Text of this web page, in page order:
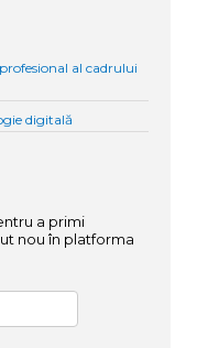
al cadrului
digitală
a primi
nou în platforma